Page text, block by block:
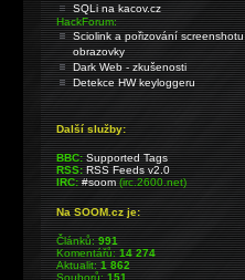
SQLi na kacov.cz
HackForum:
Sciolink a pořizování screenshotu
obrazovky
Dark Web - zkušenosti
Detekce HW keyloggeru
Další služby:
BBC: Supported Tags
RSS: RSS Feeds v2.0
IRC: #soom(irc.2600.net)
Na SOOM.cz je:
Článků:991
Komentářů:14 274
Aktualit:1 862
Souborů:151